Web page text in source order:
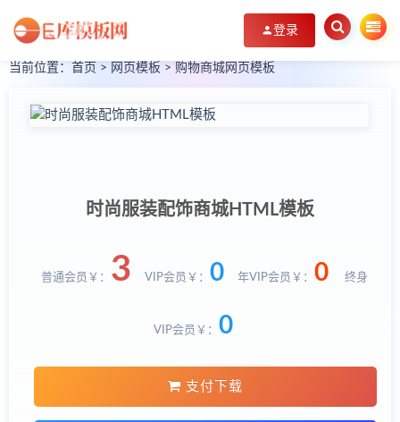
登录
当前位置： 首页 > 网页模板 > 购物商城网页模板
时尚服装配饰商城HTML模板
普通会员￥： 3 VIP会员￥： 0 年VIP会员￥： 0 终身
VIP会员￥： 0
支付下载